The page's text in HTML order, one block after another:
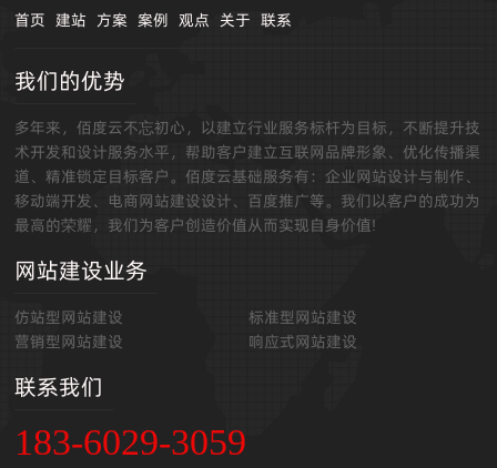
首页 建站 方案 案例 观点 关于 联系
我们的优势
多年来，佰度云不忘初心，以建立行业服务标杆为目标，不断提升技
术开发和设计服务水平，帮助客户建立互联网品牌形象、优化传播渠
道、精准锁定目标客户。佰度云基础服务有：企业网站设计与制作、
移动端开发、电商网站建设设计、百度推广等。我们以客户的成功为
最高的荣耀，我们为客户创造价值从而实现自身价值!
网站建设业务
仿站型网站建设
标准型网站建设
营销型网站建设
响应式网站建设
联系我们
183-6029-3059